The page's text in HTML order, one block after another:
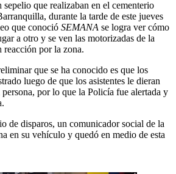
que realizaban en el cementerio
durante la tarde de este jueves
que conoció SEMANA se logra ver cómo
a otro y se ven las motorizadas de la
por la zona.
que se ha conocido es que los
luego de que los asistentes le dieran
por lo que la Policía fue alertada y
de disparos, un comunicador social de la
en su vehículo y quedó en medio de esta